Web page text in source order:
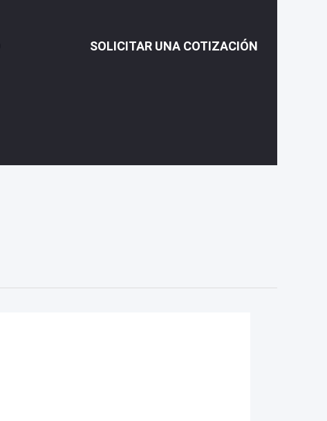
SOLICITAR UNA COTIZACIÓN